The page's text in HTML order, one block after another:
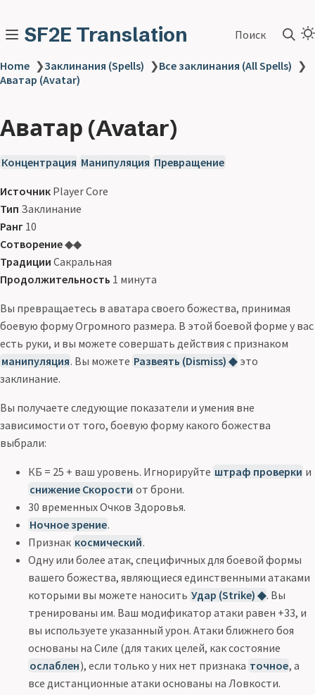
SF2E Translation Поиск
Home ❯Заклинания (Spells) ❯Все заклинания (All Spells) ❯
Аватар (Avatar)
Аватар (Avatar)
Концентрация Манипуляция Превращение
Источник Player Core
Тип Заклинание
Ранг 10
Сотворение◆◆
Традиции Сакральная
Продолжительность 1 минута
Вы превращаетесь в аватара своего божества, принимая
боевую форму Огромного размера. В этой боевой форме у вас
есть руки, и вы можете совершать действия с признаком
манипуляция. Вы можете Развеять (Dismiss) ◆ это
заклинание.
Вы получаете следующие показатели и умения вне
зависимости от того, боевую форму какого божества
выбрали:
КБ = 25 + ваш уровень. Игнорируйте штраф проверки и
снижение Скорости от брони.
30 временных Очков Здоровья.
Ночное зрение.
Признак космический.
Одну или более атак, специфичных для боевой формы
вашего божества, являющиеся единственными атаками
которыми вы можете наносить Удар (Strike) ◆. Вы
тренированы им. Ваш модификатор атаки равен +33, и
вы используете указанный урон. Атаки ближнего боя
основаны на Силе (для таких целей, как состояние
ослаблен), если только у них нет признака точное, а
все дистанционные атаки основаны на Ловкости.